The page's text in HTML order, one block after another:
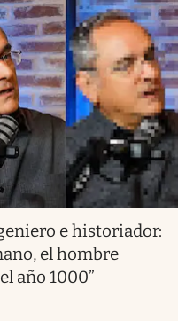
e historiador:
el hombre
año 1000”